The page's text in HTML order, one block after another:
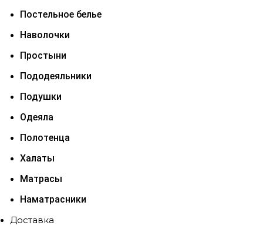
Постельное белье
Наволочки
Простыни
Пододеяльники
Подушки
Одеяла
Полотенца
Халаты
Матрасы
Наматрасники
Доставка